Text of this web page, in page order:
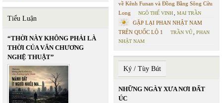
Tiểu Luận
“THỜI NÀY KHÔNG PHẢI LÀ
THỜI CỦA VĂN CHƯƠNG
NGHỆ THUẬT”
về Kênh Funan và Đồng Bằng Sông Cửu
Long
NGÔ THẾ VINH, MAI TRẦN
GẶP LẠI PHAN NHẬT NAM
TRÊN QUỐC LỘ 1
TRẦN VŨ, PHAN
NHẬT NAM
Ký / Tùy Bút
NHỮNG NGÀY XƯA NƠI ĐẤT
ÚC